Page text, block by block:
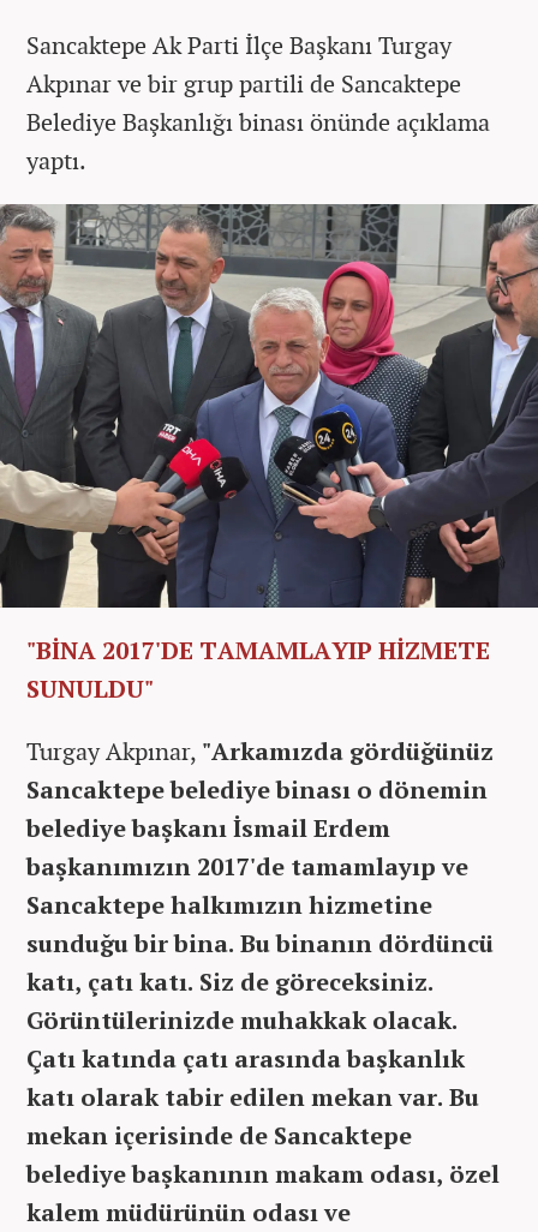
Sancaktepe Ak Parti İlçe Başkanı Turgay
Akpınar ve bir grup partili de Sancaktepe
Belediye Başkanlığı binası önünde açıklama
yaptı.
"BİNA 2017'DE TAMAMLAYIP HİZMETE
SUNULDU"
Turgay Akpınar, "Arkamızda gördüğünüz
Sancaktepe belediye binası o dönemin
belediye başkanı İsmail Erdem
başkanımızın 2017'de tamamlayıp ve
Sancaktepe halkımızın hizmetine
sunduğu bir bina. Bu binanın dördüncü
katı, çatı katı. Siz de göreceksiniz.
Görüntülerinizde muhakkak olacak.
Çatı katında çatı arasında başkanlık
katı olarak tabir edilen mekan var. Bu
mekan içerisinde de Sancaktepe
belediye başkanının makam odası, özel
kalem müdürünün odası ve